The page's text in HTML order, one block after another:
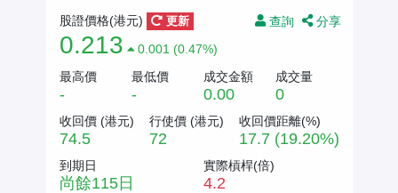
查詢 分享
股證價格(港元) 更新
0.213
0.001 (0.47%)
最高價
-
最低價
-
成交金額
0.00
成交量
0
收回價 (港元)
74.5
行使價 (港元)
72
收回價距離(%)
17.7 (19.20%)
到期日
尚餘115日
實際槓桿(倍)
4.2